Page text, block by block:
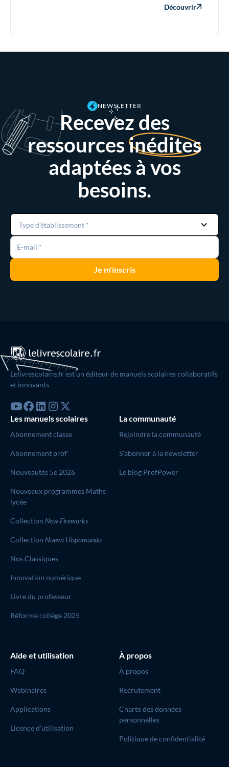
Découvrir
NEWSLETTER
Recevez des
ressourcesinédites
adaptées à vos
besoins.
Type d'établissement *
Lelivrescolaire.fr est un éditeur de manuels scolaires collaboratifs
et innovants
Les manuels scolaires
Abonnement classe
Abonnement prof'
Nouveautés 5e 2026
Nouveaux programmes Maths
lycée
Collection New Fireworks
Collection Nuevo Hispamundo
Nos Classiques
Innovation numérique
Livre du professeur
Réforme collège 2025
La communauté
Rejoindre la communauté
S’abonner à la newsletter
Le blog ProfPower
Aide et utilisation
FAQ
Webinaires
Applications
Licence d'utilisation
À propos
À propos
Recrutement
Charte des données
personnelles
Politique de confidentialité